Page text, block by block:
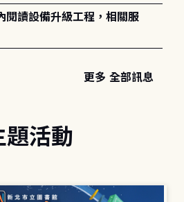
閱讀設備升級工程，相關服
更多 全部訊息
題活動